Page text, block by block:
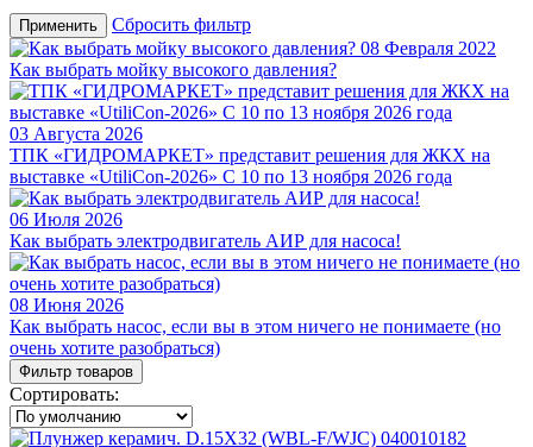
Применить
Сбросить фильтр
08 Февраля 2022
Как выбрать мойку высокого давления?
03 Августа 2026
ТПК «ГИДРОМАРКЕТ» представит решения для ЖКХ на
выставке «UtiliCon-2026» С 10 по 13 ноября 2026 года
06 Июля 2026
Как выбрать электродвигатель АИР для насоса!
08 Июня 2026
Как выбрать насос, если вы в этом ничего не понимаете (но
очень хотите разобраться)
Фильтр товаров
Сортировать: